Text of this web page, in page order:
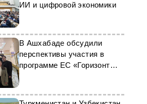
ИИ и цифровой экономики
В Ашхабаде обсудили
перспективы участия в
программе ЕС «Горизонт
Европа»